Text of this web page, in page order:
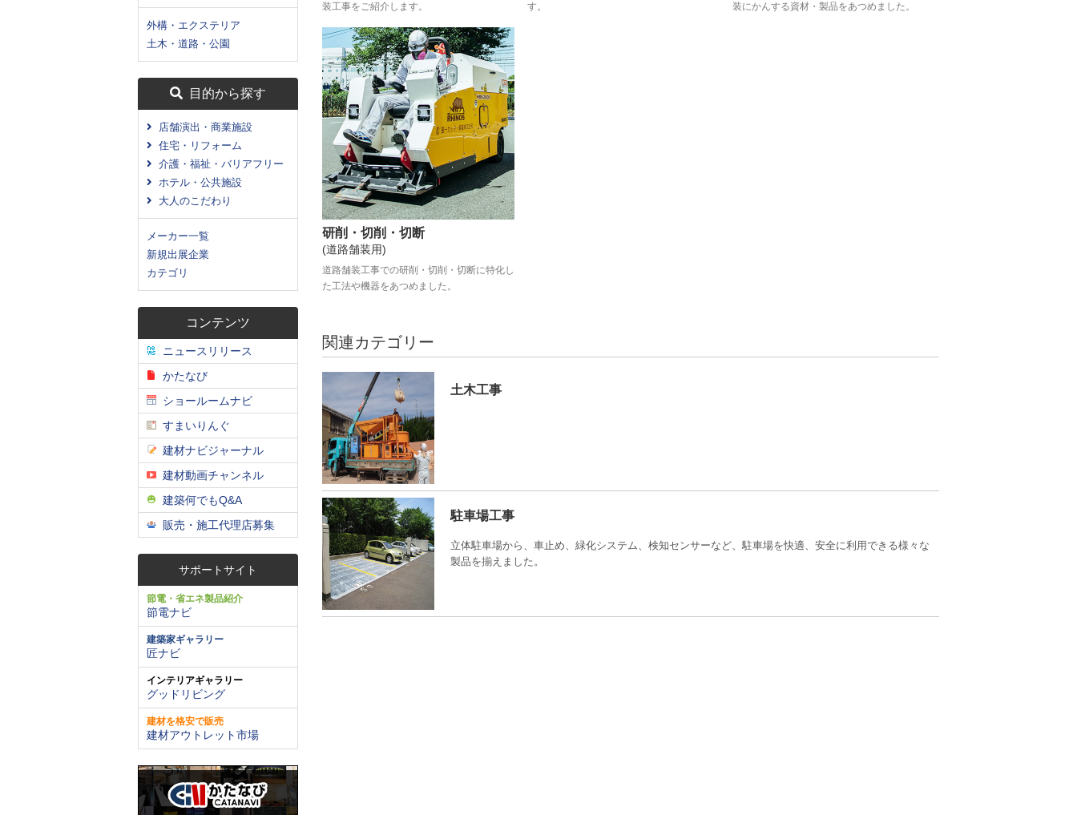
外構・エクステリア
土木・道路・公園
目的から探す
店舗演出・商業施設
住宅・リフォーム
介護・福祉・バリアフリー
ホテル・公共施設
大人のこだわり
メーカー一覧
新規出展企業
カテゴリ
コンテンツ
ニュースリリース
かたなび
ショールームナビ
すまいりんぐ
建材ナビジャーナル
建材動画チャンネル
建築何でもQ&A
販売・施工代理店募集
サポートサイト
節電・省エネ製品紹介
節電ナビ
建築家ギャラリー
匠ナビ
インテリアギャラリー
グッドリビング
建材を格安で販売
建材アウトレット市場
装工事をご紹介します。
す。
装にかんする資材・製品をあつめました。
研削・切削・切断
(道路舗装用)
道路舗装工事での研削・切削・切断に特化し
た工法や機器をあつめました。
関連カテゴリー
土木工事
駐車場工事
立体駐車場から、車止め、緑化システム、検知センサーなど、駐車場を快適、安全に利用できる様々な
製品を揃えました。